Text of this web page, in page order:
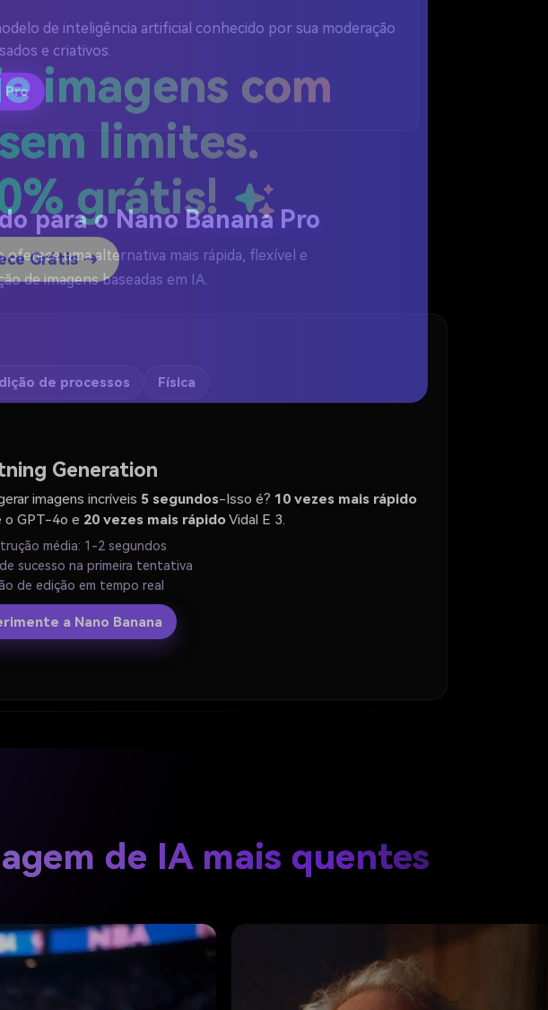
de inteligência artificial conhecido por sua moderação
e criativos.
Pro
para o Nano Banana Pro
uma alternativa mais rápida, flexível e
de imagens baseadas em IA.
de processos Física
Generation
imagens incríveis 5 segundos-Isso é? 10 vezes mais rápido
o GPT-4o e 20 vezes mais rápidoVidal E 3.
média: 1-2 segundos
sucesso na primeira tentativa
de edição em tempo real
a Nano Banana
de IA mais quentes
imagens com
limites.
grátis!
Grátis →